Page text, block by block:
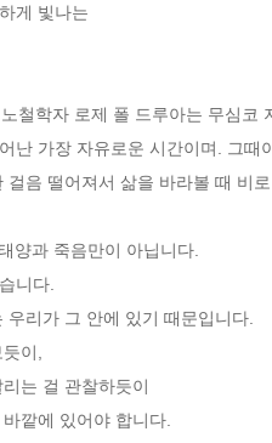
게 빛나는
철학자 로제 폴 드루아는 무심
난 가장 자유로운 시간이며. 그
걸음 떨어져서 삶을 바라볼 때 비
양과 죽음만이 아닙니다.
니다.
리가 그 안에 있기 때문입니다.
이,
는 걸 관찰하듯이
깥에 있어야 합니다.